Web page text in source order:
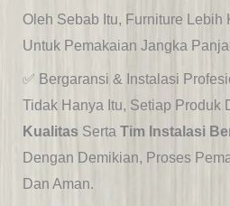
Oleh Sebab Itu, Furniture Lebih
Untuk Pemakaian Jangka
✅ Bergaransi & Instalasi
Tidak Hanya Itu, Setiap Produk
Kualitas Serta Tim Instalasi
Dengan Demikian, Proses
Dan Aman.